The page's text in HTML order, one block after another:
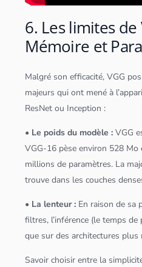
6. Les limites de
Mémoire et
Malgré son efficacité, VGG
majeurs qui ont mené à
ResNet ou Inception :
• Le poids du modèle : VGG
VGG-16 pèse environ 528
millions de paramètres. La
trouve dans les couches
• La lenteur : En raison de sa
filtres, l’inférence (le temps
que sur des architectures
Savoir choisir entre la